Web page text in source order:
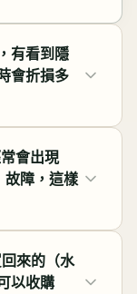
有看到隱
會折損多
會出現
故障，這樣
來的（水
以收購